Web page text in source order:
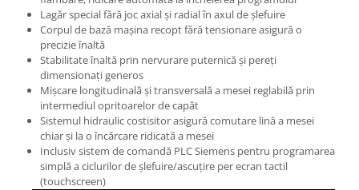
bandă
Standuri pentru mașini de găurit și
frezat
Standuri pentru mașini de șlefuit
Standuri pentru strunguri metal
Unelte striere
Lagăr special fără joc axial şi radial în axul de şlefuire
Corpul de bază maşina recopt fără tensionare asigură o
precizie înaltă
Stabilitate înaltă prin nervurare puternică şi pereţi
dimensionaţi generos
Mişcare longitudinală şi transversală a mesei reglabilă prin
intermediul opritoarelor de capăt
Sistemul hidraulic costisitor asigură comutare lină a mesei
chiar şi la o încărcare ridicată a mesei
Inclusiv sistem de comandă PLC Siemens pentru programarea
simplă a ciclurilor de şlefuire/ascuţire per ecran tactil
(touchscreen)